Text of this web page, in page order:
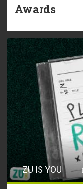
Awards
ZU IS YOU